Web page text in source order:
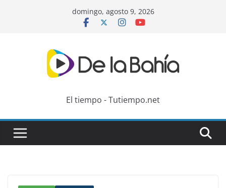
domingo, agosto 9, 2026
El tiempo - Tutiempo.net